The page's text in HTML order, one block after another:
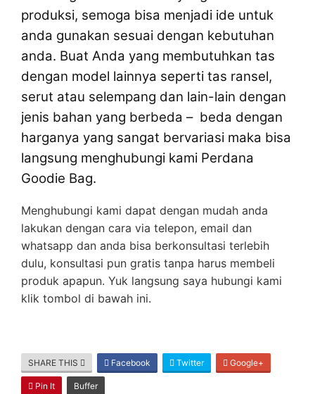
produksi, semoga bisa menjadi ide untuk
anda gunakan sesuai dengan kebutuhan
anda. Buat Anda yang membutuhkan tas
dengan model lainnya seperti tas ransel,
serut atau selempang dan lain-lain dengan
jenis bahan yang berbeda – beda dengan
harganya yang sangat bervariasi maka bisa
langsung menghubungi kami Perdana
Goodie Bag.
Menghubungi kami dapat dengan mudah anda
lakukan dengan cara via telepon, email dan
whatsapp dan anda bisa berkonsultasi terlebih
dulu, konsultasi pun gratis tanpa harus membeli
produk apapun. Yuk langsung saya hubungi kami
klik tombol di bawah ini.
SHARE THIS Facebook Twitter Google+
Pin It Buffer